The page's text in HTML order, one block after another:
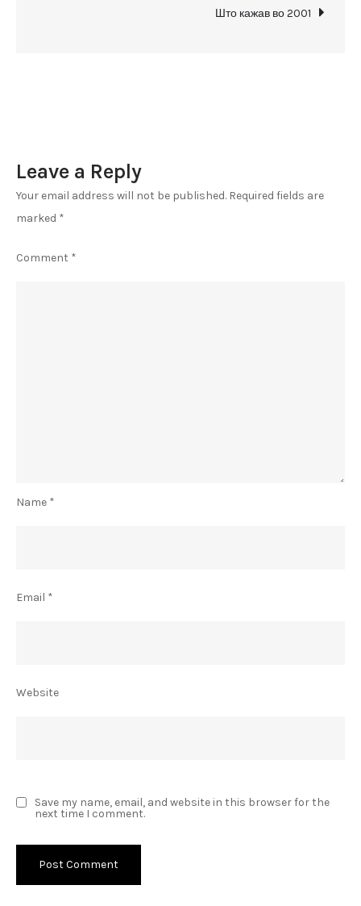
од
Што кажав во 2001
Leave a Reply
Your email address will not be published. Required fields are
marked *
Comment *
Name *
Email *
Website
Save my name, email, and website in this browser for the
next time I comment.